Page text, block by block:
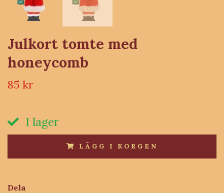
Julkort tomte med
honeycomb
85 kr
I lager
LÄGG I KORGEN
Dela